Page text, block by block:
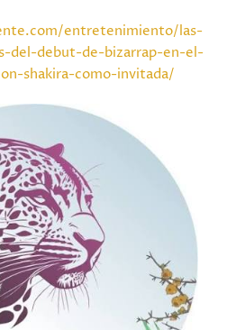
entretenimiento/las-
del-debut-de-bizarrap-en-el-
shakira-como-invitada/